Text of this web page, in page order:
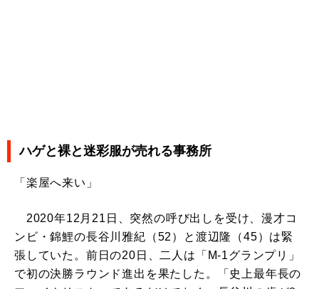
ハゲと裸と迷彩服が売れる事務所
「楽屋へ来い」
2020年12月21日、突然の呼び出しを受け、漫才コ
ンビ・錦鯉の長谷川雅紀（52）と渡辺隆（45）は緊
張していた。前日の20日、二人は「M-1グランプリ」
で初の決勝ラウンド進出を果たした。「史上最年長の